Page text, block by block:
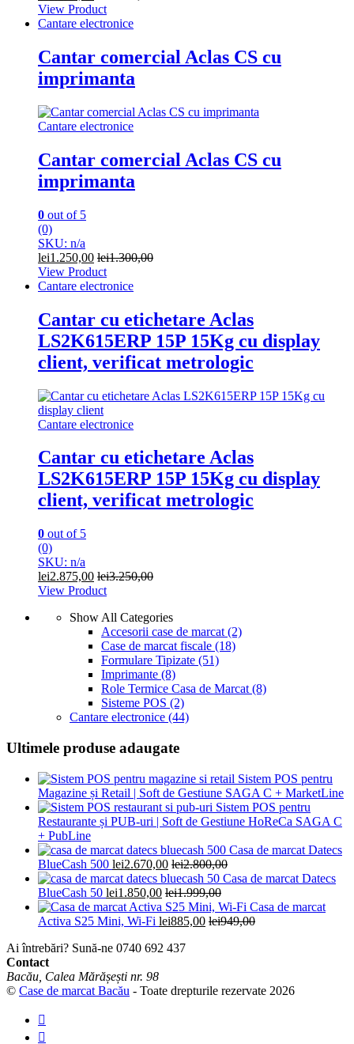
View Product
Cantare electronice
Cantar comercial Aclas CS cu
imprimanta
Cantare electronice
Cantar comercial Aclas CS cu
imprimanta
0 out of 5
(0)
SKU: n/a
lei1.250,00 lei1.300,00
View Product
Cantare electronice
Cantar cu etichetare Aclas
LS2K615ERP 15P 15Kg cu display
client, verificat metrologic
Cantare electronice
Cantar cu etichetare Aclas
LS2K615ERP 15P 15Kg cu display
client, verificat metrologic
0 out of 5
(0)
SKU: n/a
lei2.875,00 lei3.250,00
View Product
Show All Categories
Accesorii case de marcat (2)
Case de marcat fiscale (18)
Formulare Tipizate (51)
Imprimante (8)
Role Termice Casa de Marcat (8)
Sisteme POS (2)
Cantare electronice (44)
Ultimele produse adaugate
Sistem POS pentru
Magazine și Retail | Soft de Gestiune SAGA C + MarketLine
Sistem POS pentru
Restaurante și PUB-uri | Soft de Gestiune HoReCa SAGA C
+ PubLine
Casa de marcat Datecs
BlueCash 500 lei2.670,00 lei2.800,00
Casa de marcat Datecs
BlueCash 50 lei1.850,00 lei1.999,00
Casa de marcat
Activa S25 Mini, Wi-Fi lei885,00 lei949,00
Ai întrebări? Sună-ne 0740 692 437
Contact
Bacău, Calea Mărășești nr. 98
© Case de marcat Bacău - Toate drepturile rezervate 2026